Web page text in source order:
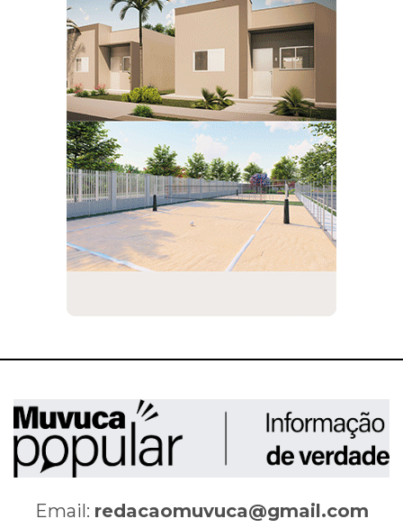
Email: redacaomuvuca@gmail.com